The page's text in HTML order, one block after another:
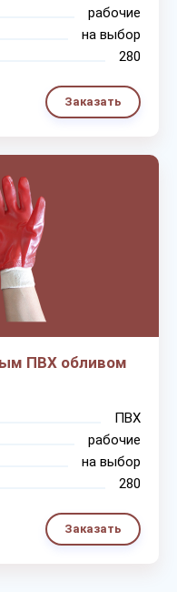
рабочие
на выбор
280
Заказать
ПВХ обливом
ПВХ
рабочие
на выбор
280
Заказать